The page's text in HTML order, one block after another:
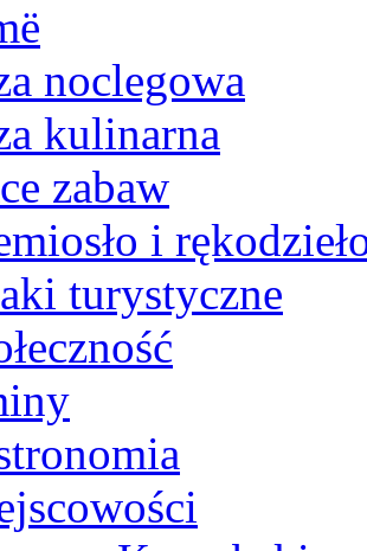
noclegowa
kulinarna
zabaw
i
turystyczne